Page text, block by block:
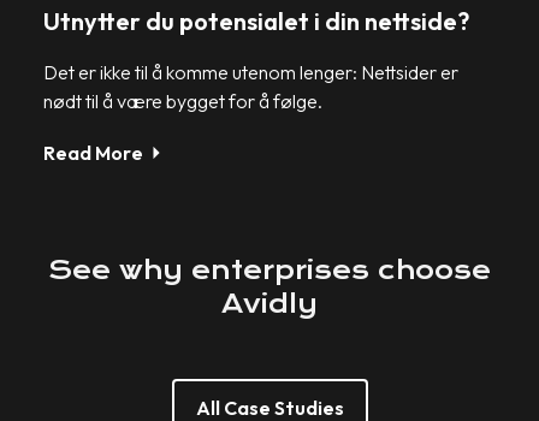
Utnytter du potensialet i din nettside?
Det er ikke til å komme utenom lenger: Nettsider er
nødt til å være bygget for å følge.
Read More
See why enterprises choose
Avidly
All Case Studies